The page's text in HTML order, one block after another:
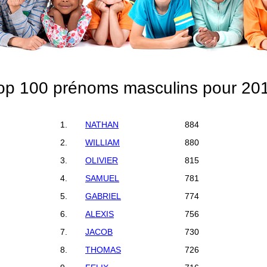
100 prénoms masculins pour
1. NATHAN
884
2.
WILLIAM
880
3.
OLIVIER
815
4.
SAMUEL
781
5.
GABRIEL
774
6.
ALEXIS
756
7.
JACOB
730
8.
THOMAS
726